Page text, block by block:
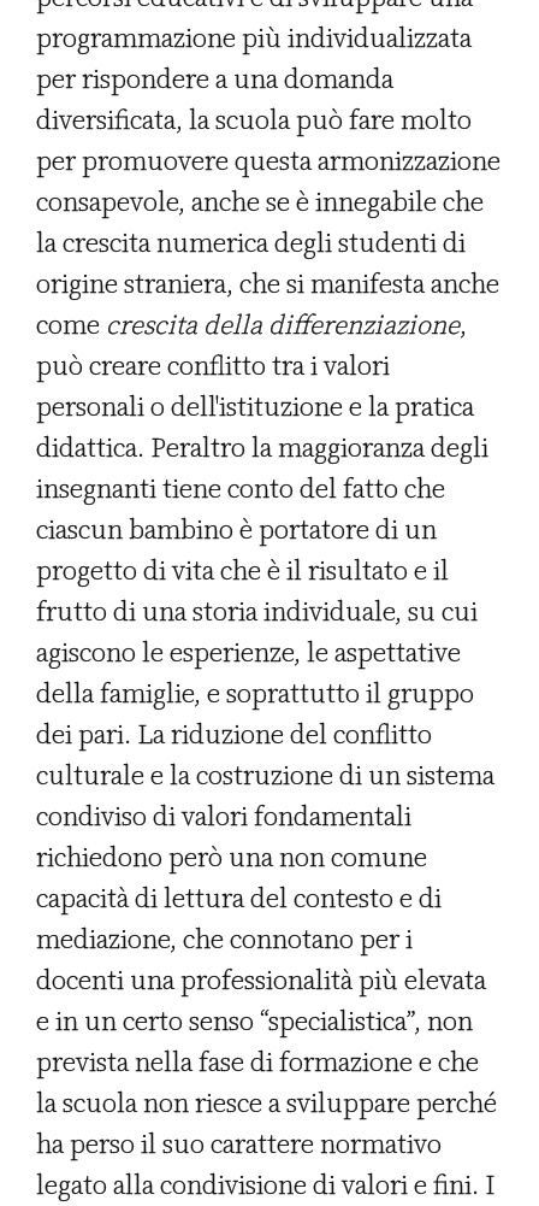
programmazione più individualizzata
per rispondere a una domanda
diversificata, la scuola può fare molto
per promuovere questa armonizzazione
consapevole, anche se è innegabile che
la crescita numerica degli studenti di
origine straniera, che si manifesta anche
come crescita della differenziazione,
può creare conflitto tra i valori
personali o dell'istituzione e la pratica
didattica. Peraltro la maggioranza degli
insegnanti tiene conto del fatto che
ciascun bambino è portatore di un
progetto di vita che è il risultato e il
frutto di una storia individuale, su cui
agiscono le esperienze, le aspettative
della famiglie, e soprattutto il gruppo
dei pari. La riduzione del conflitto
culturale e la costruzione di un sistema
condiviso di valori fondamentali
richiedono però una non comune
capacità di lettura del contesto e di
mediazione, che connotano per i
docenti una professionalità più elevata
e in un certo senso “specialistica”, non
prevista nella fase di formazione e che
la scuola non riesce a sviluppare perché
ha perso il suo carattere normativo
legato alla condivisione di valori e fini. I